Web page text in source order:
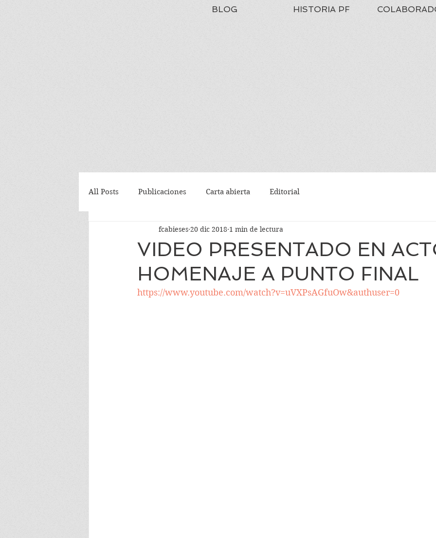
BLOG HISTORIA PF
All Posts Publicaciones Carta abierta Editorial
VIDEO PRESENTADO EN
HOMENAJE A PUNTO FINAL
fcabieses 20 dic 2018 1 min de lectura
https://www.youtube.com/watch?v=uVXPsAGfuOw&authuser=0